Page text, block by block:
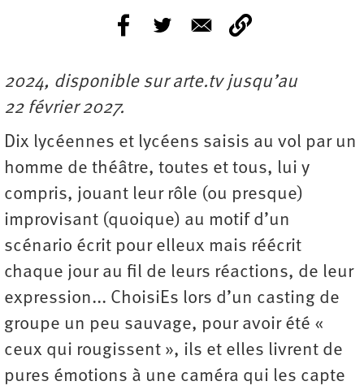
2024, disponible sur arte.tv jusqu’au
22 février 2027.
Dix lycéennes et lycéens saisis au vol par un
homme de théâtre, toutes et tous, lui y
compris, jouant leur rôle (ou presque)
improvisant (quoique) au motif d’un
scénario écrit pour elleux mais réécrit
chaque jour au fil de leurs réactions, de leur
expression... ChoisiEs lors d’un casting de
groupe un peu sauvage, pour avoir été «
ceux qui rougissent », ils et elles livrent de
pures émotions à une caméra qui les capte